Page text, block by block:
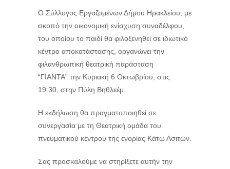
Ο Σύλλογος Εργαζομένων Δήμου Ηρακλείου, με
σκοπό την οικονομική ενίσχυση συναδέλφου,
του οποίου το παιδί θα φιλοξενηθεί σε ιδιωτικό
κέντρο αποκατάστασης, οργανώνει την
φιλανθρωπική θεατρική παράσταση
“ΓΙΑΝΤΑ” την Κυριακή 6 Οκτωβρίου, στις
19:30, στην Πύλη Βηθλεέμ.
Η εκδήλωση θα πραγματοποιηθεί σε
συνεργασία με τη Θεατρική ομάδα του
πνευματικού κέντρου της ενορίας Κάτω Ασιτών.
Σας προσκαλούμε να στηρίξετε αυτήν την